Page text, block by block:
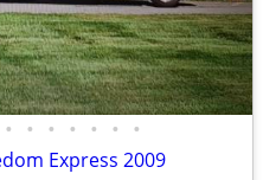
• • • • • • •
Express 2009